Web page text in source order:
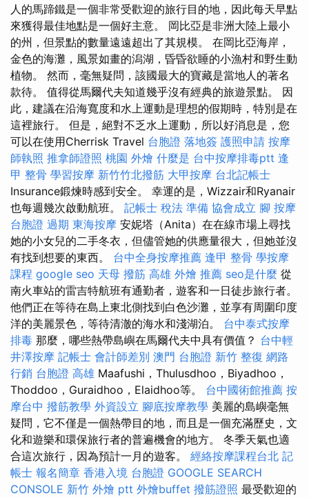
人的馬蹄鐵是一個非常受歡迎的旅行目的地，因此每天早點
來獲得最佳地點是一個好主意。 岡比亞是非洲大陸上最小
的州，但景點的數量遠遠超出了其規模。 在岡比亞海岸，
金色的海灘，風景如畫的潟湖，昏昏欲睡的小漁村和野生動
植物。 然而，毫無疑問，該國最大的寶藏是當地人的著名
款待。 值得從馬爾代夫知道幾乎沒有經典的旅遊景點。 因
此，建議在沿海寬度和水上運動是理想的假期時，特別是在
這裡旅行。 但是，絕對不乏水上運動，所以好消息是，您
可以在使用Cherrisk Travel 台胞證 落地簽 護照申請 按摩
師執照 推拿師證照 桃園 外燴 什麼是 台中按摩排毒ptt 逢
甲 整骨 學習按摩 新竹竹北撥筋 大甲按摩 台北記帳士
Insurance鍛煉時感到安全。 幸運的是，Wizzair和Ryanair
也每週幾次啟動航班。 記帳士 稅法 準備 協會成立 腳 按摩
台胞證 過期 東海按摩 安妮塔（Anita）在在線市場上尋找
她的小女兒的二手冬衣，但儘管她的供應量很大，但她並沒
有找到想要的東西。 台中全身按摩推薦 逢甲 整骨 學按摩
課程 google seo 天母 撥筋 高雄 外燴 推薦 seo是什麼 從
南火車站的雷吉特航班有通勤者，遊客和一日徒步旅行者。
他們正在等待在島上東北側找到白色沙灘，並享有周圍印度
洋的美麗景色，等待清澈的海水和淺湖泊。 台中泰式按摩
排毒 那麼，哪些熱帶島嶼在馬爾代夫中具有價值？ 台中輕
井澤按摩 記帳士 會計師差別 澳門 台胞證 新竹 整復 網路
行銷 台胞證 高雄 Maafushi，Thulusdhoo，Biyadhoo，
Thoddoo，Guraidhoo，Elaidhoo等。 台中國術館推薦 按
摩台中 撥筋教學 外資設立 腳底按摩教學 美麗的島嶼毫無
疑問，它不僅是一個熱帶目的地，而且是一個充滿歷史，文
化和遊樂和環保旅行者的普遍機會的地方。 冬季天氣也適
合這次旅行，因為預計一月的遊客。 經絡按摩課程台北 記
帳士 報名簡章 香港入境 台胞證 GOOGLE SEARCH
CONSOLE 新竹 外燴 ptt 外燴buffet 撥筋證照 最受歡迎的